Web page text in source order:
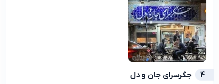
4 جگرسرای جان و دل